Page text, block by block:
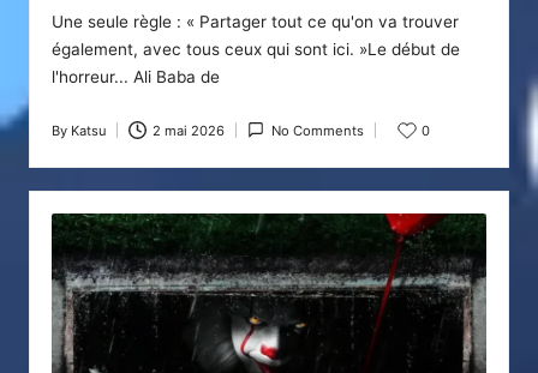
Une seule règle : « Partager tout ce qu'on va trouver
également, avec tous ceux qui sont ici. »Le début de
l'horreur... Ali Baba de
Posted
by
By Katsu 2 mai 2026 No Comments 0